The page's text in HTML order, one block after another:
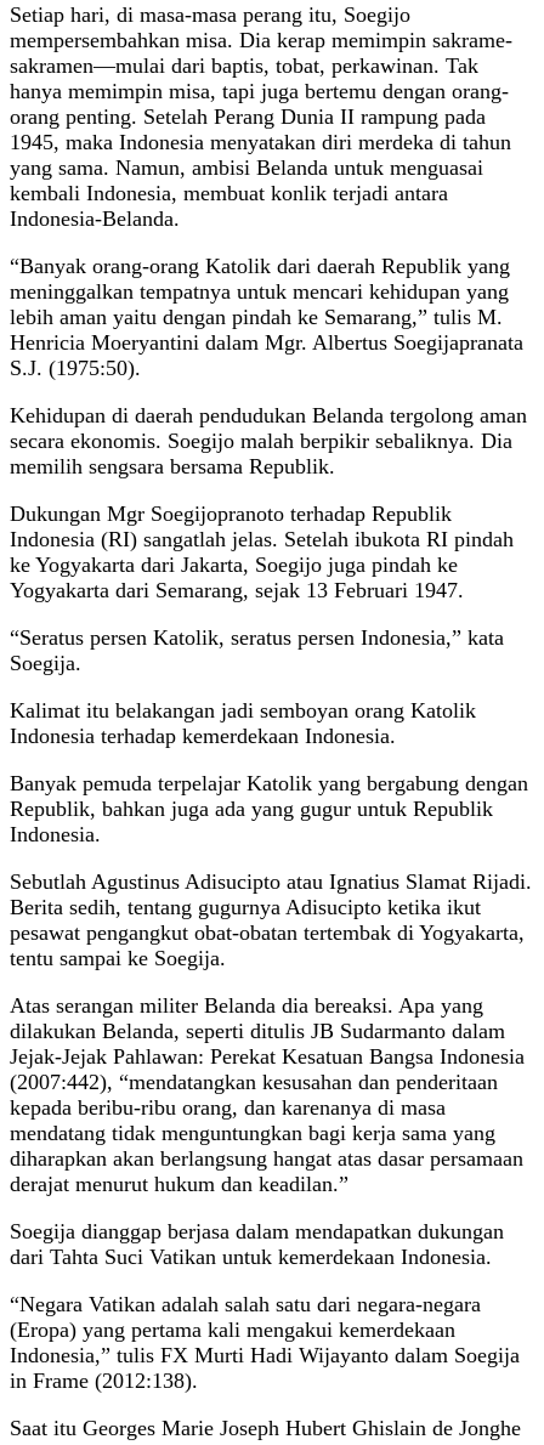
Setiap hari, di masa-masa perang itu, Soegijo
mempersembahkan misa. Dia kerap memimpin sakrame-
sakramen—mulai dari baptis, tobat, perkawinan. Tak
hanya memimpin misa, tapi juga bertemu dengan orang-
orang penting. Setelah Perang Dunia II rampung pada
1945, maka Indonesia menyatakan diri merdeka di tahun
yang sama. Namun, ambisi Belanda untuk menguasai
kembali Indonesia, membuat konlik terjadi antara
Indonesia-Belanda.
“Banyak orang-orang Katolik dari daerah Republik yang
meninggalkan tempatnya untuk mencari kehidupan yang
lebih aman yaitu dengan pindah ke Semarang,” tulis M.
Henricia Moeryantini dalam Mgr. Albertus Soegijapranata
S.J. (1975:50).
Kehidupan di daerah pendudukan Belanda tergolong aman
secara ekonomis. Soegijo malah berpikir sebaliknya. Dia
memilih sengsara bersama Republik.
Dukungan Mgr Soegijopranoto terhadap Republik
Indonesia (RI) sangatlah jelas. Setelah ibukota RI pindah
ke Yogyakarta dari Jakarta, Soegijo juga pindah ke
Yogyakarta dari Semarang, sejak 13 Februari 1947.
“Seratus persen Katolik, seratus persen Indonesia,” kata
Soegija.
Kalimat itu belakangan jadi semboyan orang Katolik
Indonesia terhadap kemerdekaan Indonesia.
Banyak pemuda terpelajar Katolik yang bergabung dengan
Republik, bahkan juga ada yang gugur untuk Republik
Indonesia.
Sebutlah Agustinus Adisucipto atau Ignatius Slamat Rijadi.
Berita sedih, tentang gugurnya Adisucipto ketika ikut
pesawat pengangkut obat-obatan tertembak di Yogyakarta,
tentu sampai ke Soegija.
Atas serangan militer Belanda dia bereaksi. Apa yang
dilakukan Belanda, seperti ditulis JB Sudarmanto dalam
Jejak-Jejak Pahlawan: Perekat Kesatuan Bangsa Indonesia
(2007:442), “mendatangkan kesusahan dan penderitaan
kepada beribu-ribu orang, dan karenanya di masa
mendatang tidak menguntungkan bagi kerja sama yang
diharapkan akan berlangsung hangat atas dasar persamaan
derajat menurut hukum dan keadilan.”
Soegija dianggap berjasa dalam mendapatkan dukungan
dari Tahta Suci Vatikan untuk kemerdekaan Indonesia.
“Negara Vatikan adalah salah satu dari negara-negara
(Eropa) yang pertama kali mengakui kemerdekaan
Indonesia,” tulis FX Murti Hadi Wijayanto dalam Soegija
in Frame (2012:138).
Saat itu Georges Marie Joseph Hubert Ghislain de Jonghe